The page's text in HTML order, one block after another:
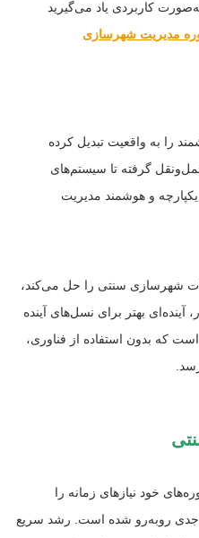
کاربردی یاد می‌گیرید
مدیریت شهرسازی
را به واقعیت تبدیل کرده
گرفته تا سیستم‌های
و هوشمند مدیریت
شهرسازی سنتی را حل می‌کند،
آینده‌ای بهتر برای نسل‌های آینده
که بدون استفاده از فناوری،
خود نیازهای زمانه را
جدی روبه‌رو شده است. رشد سریع